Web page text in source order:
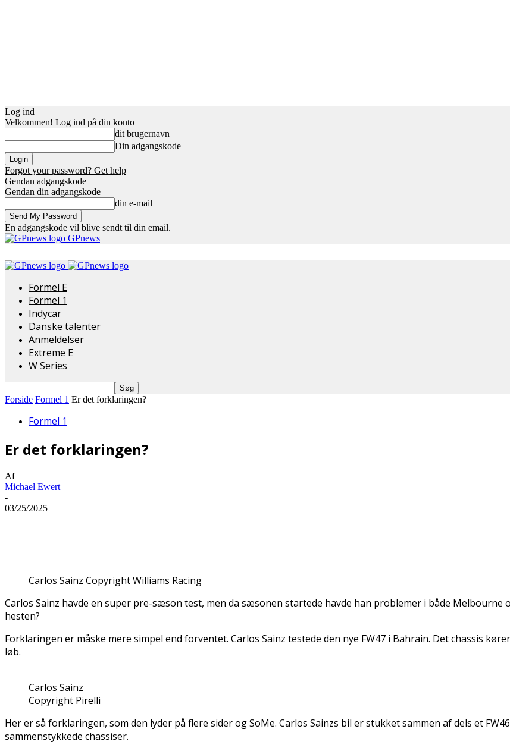
Log ind
Velkommen! Log ind på din konto
dit brugernavn
Din adgangskode
Forgot your password? Get help
Gendan adgangskode
Gendan din adgangskode
din e-mail
En adgangskode vil blive sendt til din email.
GPnews
Formel E
Formel 1
Indycar
Danske talenter
Anmeldelser
Extreme E
W Series
Forside Formel 1 Er det forklaringen?
Formel 1
Er det forklaringen?
Af
Michael Ewert
-
03/25/2025
Carlos Sainz Copyright Williams Racing
Carlos Sainz havde en super pre-sæson test, men da sæsonen startede havde han problemer i både Melbourne
hesten?
Forklaringen er måske mere simpel end forventet. Carlos Sainz testede den nye FW47 i Bahrain. Det chassis
løb.
Carlos Sainz
Copyright Pirelli
Her er så forklaringen, som den lyder på flere sider og SoMe. Carlos Sainzs bil er stukket sammen af dels et
sammenstykkede chassiser.